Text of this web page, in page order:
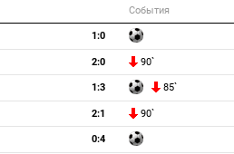
События
1:0
2:0 90`
1:3 85`
2:1 90`
0:4